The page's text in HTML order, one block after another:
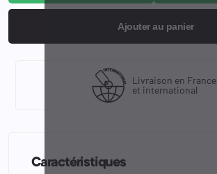
Ajouter au panier
Livraison en France
et international
Caractéristiques